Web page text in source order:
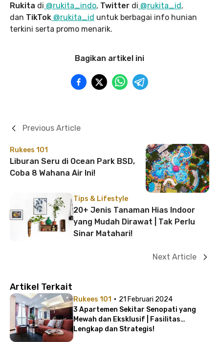
Rukita di @rukita_indo, Twitter di @rukita_id,
dan TikTok @rukita_id untuk berbagai info hunian
terkini serta promo menarik.
Bagikan artikel ini
Rukees 101
Liburan Seru di Ocean Park BSD,
Coba 8 Wahana Air Ini!
Previous Article
Tips & Lifestyle
20+ Jenis Tanaman Hias Indoor
yang Mudah Dirawat | Tak Perlu
Sinar Matahari!
Next Article
Artikel Terkait
Rukees 101 · 21 Februari 2024
3 Apartemen Sekitar Senopati yang
Mewah dan Eksklusif | Fasilitas
Lengkap dan Strategis!